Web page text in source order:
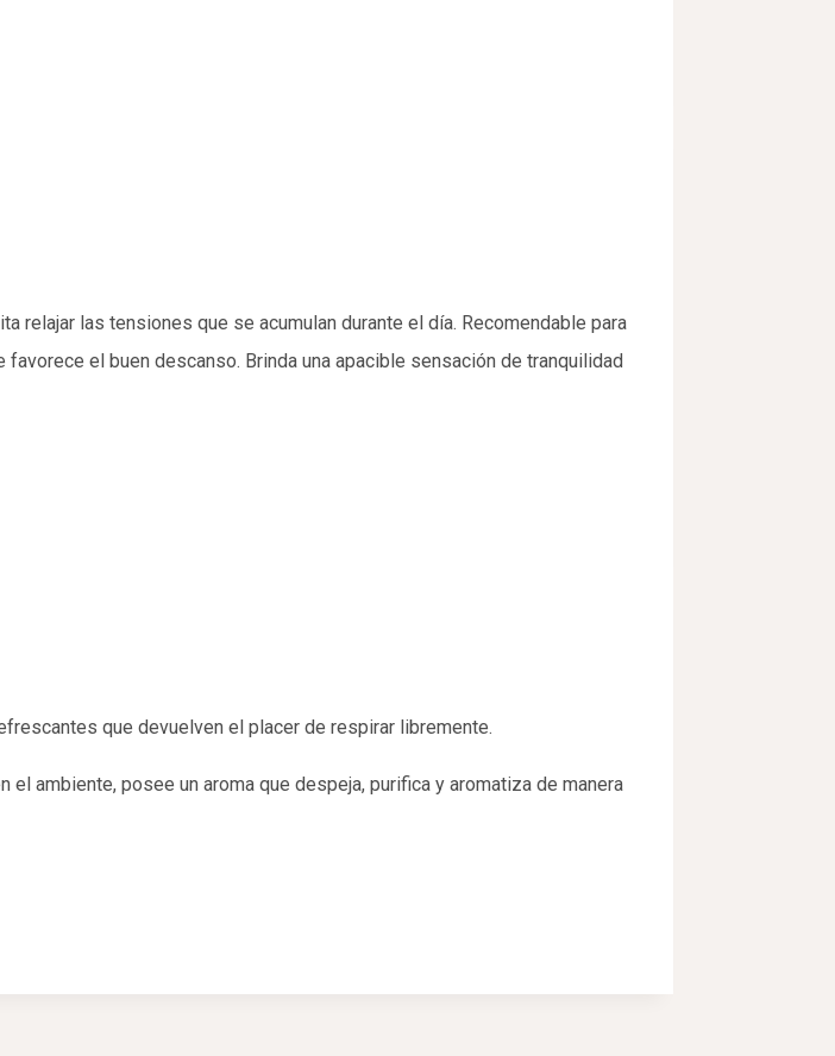
relajar las tensiones que se acumulan durante el día. Recomendable para
el buen descanso. Brinda una apacible sensación de tranquilidad
que devuelven el placer de respirar libremente.
ambiente, posee un aroma que despeja, purifica y aromatiza de manera